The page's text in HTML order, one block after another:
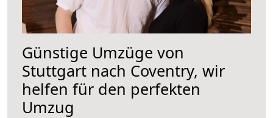
Günstige Umzüge von
Stuttgart nach Coventry, wir
helfen für den perfekten
Umzug